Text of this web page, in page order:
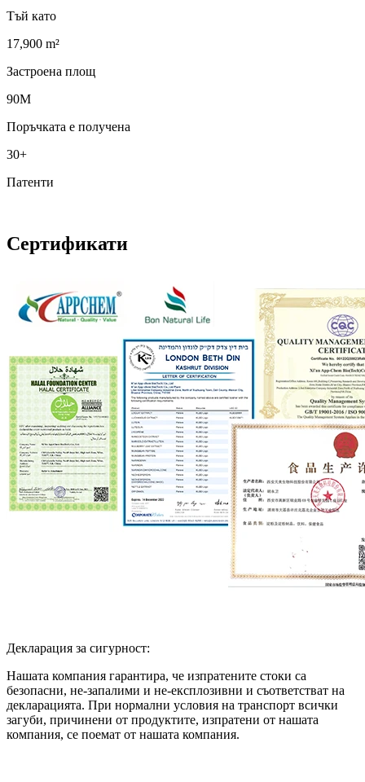
Тъй като
17,900 m²
Застроена площ
90M
Поръчката е получена
30+
Патенти
Сертификати
Декларация за сигурност:
Нашата компания гарантира, че изпратените стоки са
безопасни, не-запалими и не-експлозивни и съответстват на
декларацията. При нормални условия на транспорт всички
загуби, причинени от продуктите, изпратени от нашата
компания, се поемат от нашата компания.